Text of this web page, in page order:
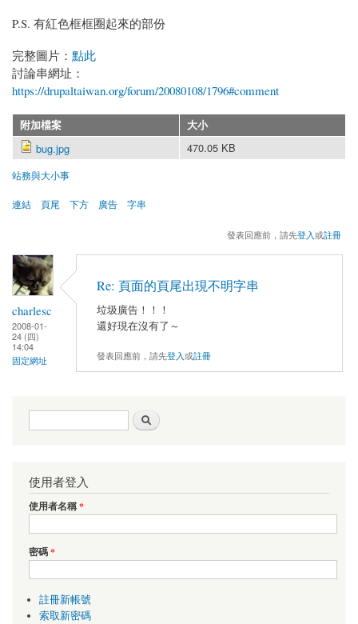
P.S. 有紅色框框圈起來的部份
完整圖片： 點此
討論串網址：
https://drupaltaiwan.org/forum/20080108/1796#comment
附加檔案 大小
bug.jpg 470.05 KB
站務與大小事
連結 頁尾 下方 廣告 字串
發表回應前，請先登入或註冊
charlesc
2008-01-
24 (四)
14:04
固定網址
Re: 頁面的頁尾出現不明字串
垃圾廣告！！！
還好現在沒有了～
發表回應前，請先登入或註冊
搜尋表單
使用者登入
使用者名稱*
密碼*
註冊新帳號
索取新密碼